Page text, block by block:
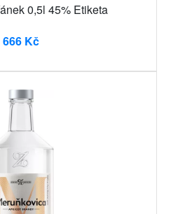
0,5l 45% Etiketa
666 Kč